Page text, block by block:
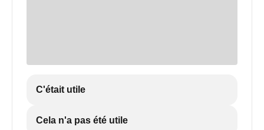
C'était utile
Cela n'a pas été utile